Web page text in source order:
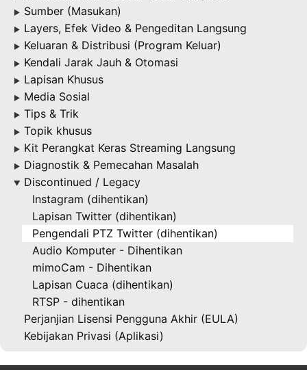
▶ Sumber (Masukan)
▶ Layers, Efek Video & Pengeditan Langsung
▶ Keluaran & Distribusi (Program Keluar)
▶ Kendali Jarak Jauh & Otomasi
▶ Lapisan Khusus
▶ Media Sosial
▶ Tips & Trik
▶ Topik khusus
▶ Kit Perangkat Keras Streaming Langsung
▶ Diagnostik & Pemecahan Masalah
▶
Discontinued / Legacy
Instagram (dihentikan)
Lapisan Twitter (dihentikan)
Pengendali PTZ Twitter (dihentikan)
Audio Komputer - Dihentikan
mimoCam - Dihentikan
Lapisan Cuaca (dihentikan)
RTSP - dihentikan
Perjanjian Lisensi Pengguna Akhir (EULA)
Kebijakan Privasi (Aplikasi)